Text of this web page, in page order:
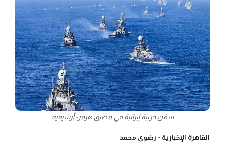
سفن حربية إيرانية في مضيق هرمز- أرشيفية
القاهرة الإخبارية - رضوى محمد